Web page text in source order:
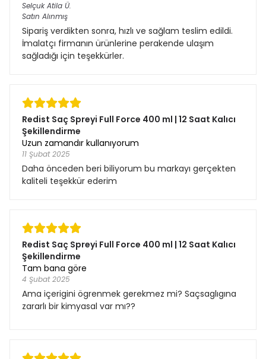
Selçuk Atila Ü.
Satın Alınmış
Sipariş verdikten sonra, hızlı ve sağlam teslim edildi.
İmalatçı firmanın ürünlerine perakende ulaşım
sağladığı için teşekkürler.
Redist Saç Spreyi Full Force 400 ml | 12 Saat Kalıcı
Şekillendirme
Uzun zamandır kullanıyorum
11 Şubat 2025
Daha önceden beri biliyorum bu markayı gerçekten
kaliteli teşekkür ederim
Redist Saç Spreyi Full Force 400 ml | 12 Saat Kalıcı
Şekillendirme
Tam bana göre
4 Şubat 2025
Ama içerigini ögrenmek gerekmez mi? Saçsaglıgına
zararlı bir kimyasal var mı??